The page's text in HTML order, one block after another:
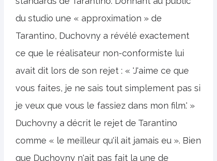
du studio une « approximation » de
Tarantino, Duchovny a révélé exactement
ce que le réalisateur non-conformiste lui
avait dit lors de son rejet : « 'J'aime ce que
vous faites, je ne sais tout simplement pas si
je veux que vous le fassiez dans mon film.' »
Duchovny a décrit le rejet de Tarantino
comme « le meilleur qu'il ait jamais eu ». Bien
que Duchovny n'ait pas fait la une de